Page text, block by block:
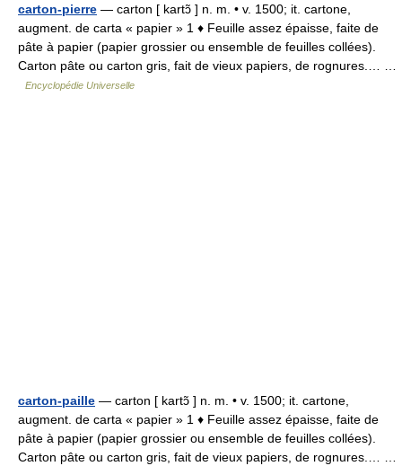
carton-pierre — carton [ kartɔ̃ ] n. m. • v. 1500; it. cartone,
augment. de carta « papier » 1 ♦ Feuille assez épaisse, faite de
pâte à papier (papier grossier ou ensemble de feuilles collées).
Carton pâte ou carton gris, fait de vieux papiers, de rognures.… …
Encyclopédie Universelle
carton-paille — carton [ kartɔ̃ ] n. m. • v. 1500; it. cartone,
augment. de carta « papier » 1 ♦ Feuille assez épaisse, faite de
pâte à papier (papier grossier ou ensemble de feuilles collées).
Carton pâte ou carton gris, fait de vieux papiers, de rognures.… …